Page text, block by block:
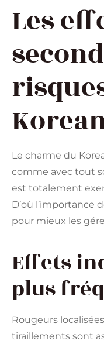
Les
Le charme du
comme avec tout
est totalement
D’où l’importance
pour mieux les
Effets
plus
Rougeurs
tiraillements sont